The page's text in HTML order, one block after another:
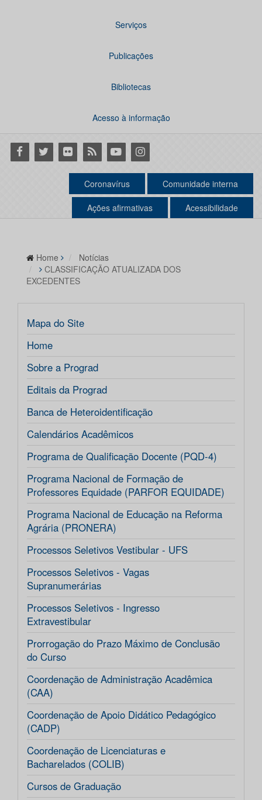
Serviços
Publicações
Bibliotecas
Acesso à informação
Facebook
Twitter Flickr RSS YoutubeInstagram
Coronavírus Comunidade interna
Ações afirmativas Acessibilidade
Home
Notícias
CLASSIFICAÇÃO ATUALIZADA DOS
EXCEDENTES
Mapa do Site
Home
Sobre a Prograd
Editais da Prograd
Banca de Heteroidentificação
Calendários Acadêmicos
Programa de Qualificação Docente (PQD-4)
Programa Nacional de Formação de
Professores Equidade (PARFOR EQUIDADE)
Programa Nacional de Educação na Reforma
Agrária (PRONERA)
Processos Seletivos Vestibular - UFS
Processos Seletivos - Vagas
Supranumerárias
Processos Seletivos - Ingresso
Extravestibular
Prorrogação do Prazo Máximo de Conclusão
do Curso
Coordenação de Administração Acadêmica
(CAA)
Coordenação de Apoio Didático Pedagógico
(CADP)
Coordenação de Licenciaturas e
Bacharelados (COLIB)
Cursos de Graduação